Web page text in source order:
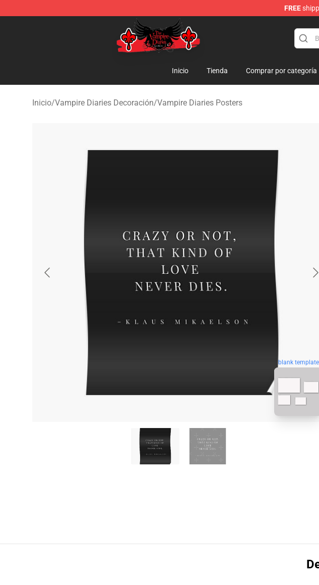
FREE
The Vampire Diaries Shop - Official The Vampire Diaries Merchandise Store
Inicio Tienda Comprar por categoría
Inicio/Vampire Diaries Decoración/Vampire Diaries Posters
blank template